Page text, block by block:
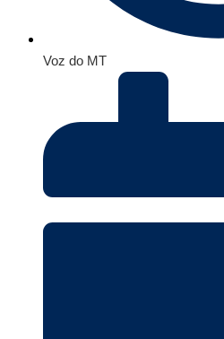
Voz do MT